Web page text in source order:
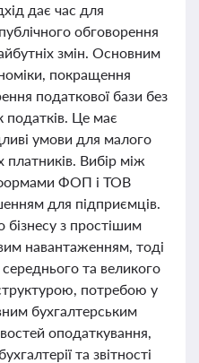
дає час для
обговорення
змін. Основним
покращення
податкової бази без
податків. Це має
умови для малого
платників. Вибір між
формами ФОП і ТОВ
для підприємців.
з простішим
навантаженням, тоді
та великого
потребою у
бухгалтерським
оподаткування,
та звітності